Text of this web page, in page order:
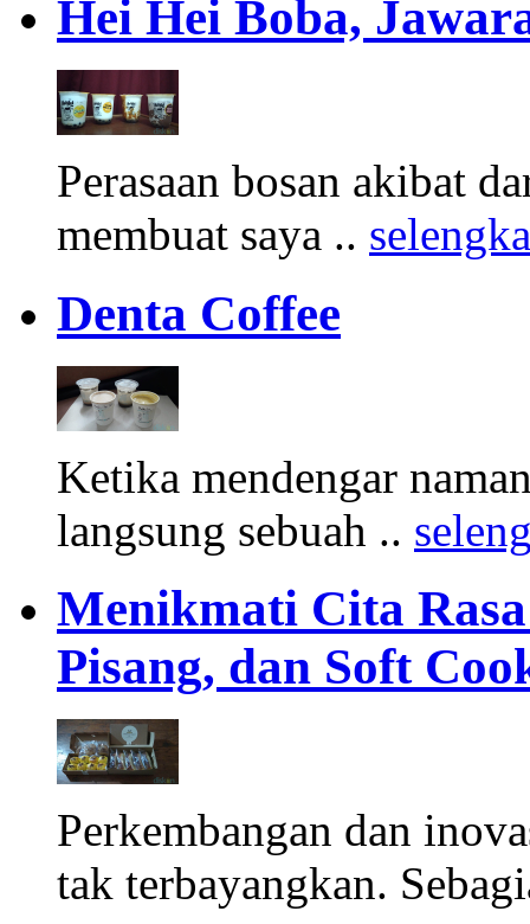
Hei Hei Boba,
Perasaan bosan akibat
membuat saya ..
Denta Coffee
Ketika mendengar
langsung sebuah ..
Menikmati Cita
Pisang, dan Soft
Perkembangan dan
tak terbayangkan.